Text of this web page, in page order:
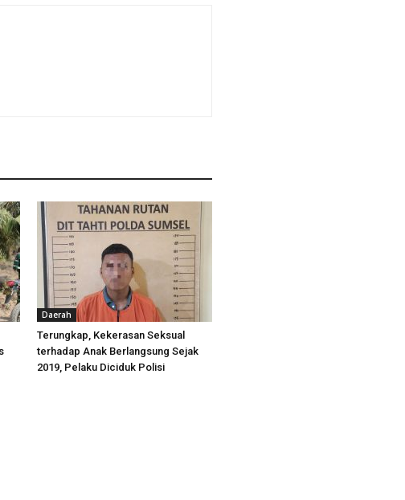
Daerah
Terungkap, Kekerasan Seksual
terhadap Anak Berlangsung Sejak
2019, Pelaku Diciduk Polisi